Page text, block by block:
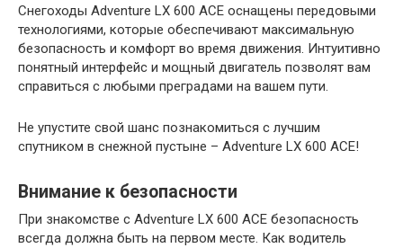
Снегоходы Adventure LX 600 ACE оснащены передовыми
технологиями, которые обеспечивают максимальную
безопасность и комфорт во время движения. Интуитивно
понятный интерфейс и мощный двигатель позволят вам
справиться с любыми преградами на вашем пути.
Не упустите свой шанс познакомиться с лучшим
спутником в снежной пустыне – Adventure LX 600 ACE!
Внимание к безопасности
При знакомстве с Adventure LX 600 ACE безопасность
всегда должна быть на первом месте. Как водитель